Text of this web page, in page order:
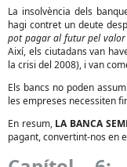
La insolvència dels
hagi contret un deute
pot pagar al futur pel valor
Així, els ciutadans van
la crisi del 2008), i van
Els bancs no poden
les empreses necessiten
En resum, LA BANCA
pagant, convertint-nos en